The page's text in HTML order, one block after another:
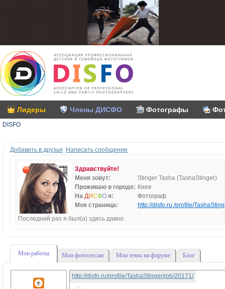
Лидеры Члены ДИСФО Фотографы
DISFO
Добавить в друзья Написать сообщение
Здравствуйте!
Меня зовут:
Stinger Tasha (TashaStinger)
Проживаю в городе: Киев
На ДИСФО я:
Фотограф
Моя страница:
http://disfo.ru /profile/
Последний раз я был(а) здесь давно
Мои работы Мои фотосессии Мои темы на форуме Блог
http://disfo.ru/profile/TashaStinger/job/20171/